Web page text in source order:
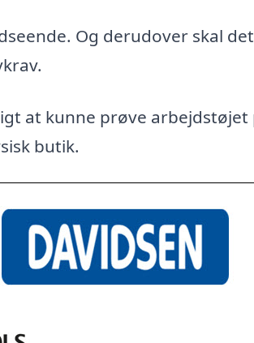
Og derudover skal det
at kunne prøve arbejdstøjet
butik.